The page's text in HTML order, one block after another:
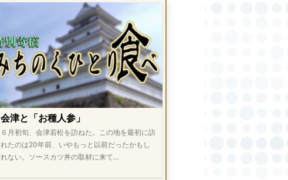
会津と「お種人参」
６月初旬、会津若松を訪ねた。この地を最初に訪
れたのは20年前、いやもっと以前だったかもし
れない。ソースカツ丼の取材に来て…